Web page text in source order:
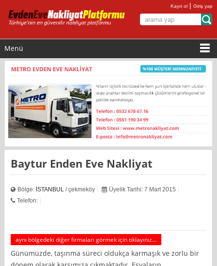
Kayıt ol |Giriş yap
Menü
Baytur Enden Eve Nakliyat
Bölge: İSTANBUL / çekmeköy
Üyelik Tarihi: 7 Mart 2015
Telefon:
aynı bölgedeki diğer firmaları görmek için tıklayınız...
Günümüzde, taşınma süreci oldukça karmaşık ve zorlu bir